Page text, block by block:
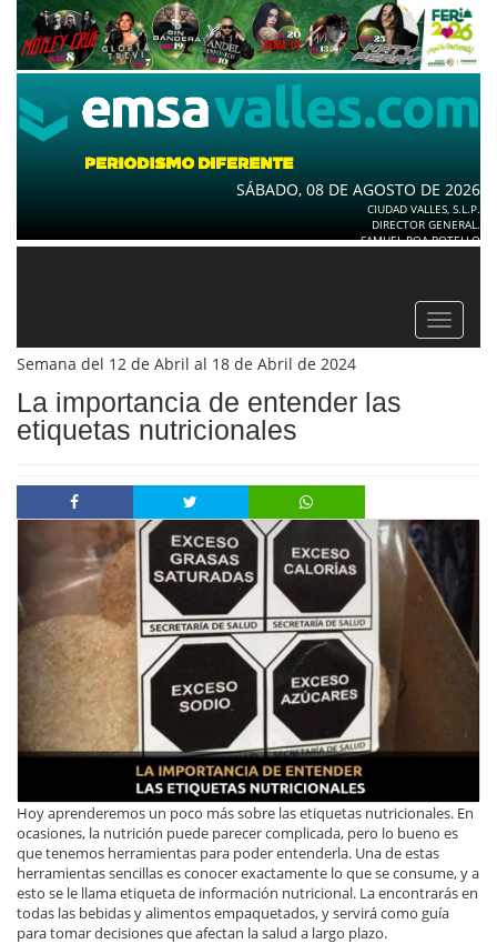
SÁBADO, 08 DE AGOSTO DE 2026
CIUDAD VALLES, S.L.P.
DIRECTOR GENERAL.
SAMUEL ROA BOTELLO
Toggle
Semana del 12 de Abril al 18 de Abril de 2024
La importancia de entender las
etiquetas nutricionales
Hoy aprenderemos un poco más sobre las etiquetas nutricionales. En
ocasiones, la nutrición puede parecer complicada, pero lo bueno es
que tenemos herramientas para poder entenderla. Una de estas
herramientas sencillas es conocer exactamente lo que se consume, y a
esto se le llama etiqueta de información nutricional. La encontrarás en
todas las bebidas y alimentos empaquetados, y servirá como guía
para tomar decisiones que afectan la salud a largo plazo.